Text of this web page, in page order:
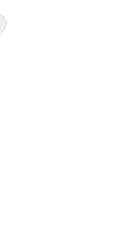
次のスライドへ